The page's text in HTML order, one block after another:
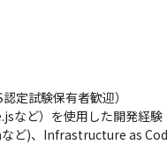
国際映像伝送
inter-bee-2020-
ーアル
cms/
定試験保有者歓迎）
など）を使用した開発経験
ど)、Infrastructure as